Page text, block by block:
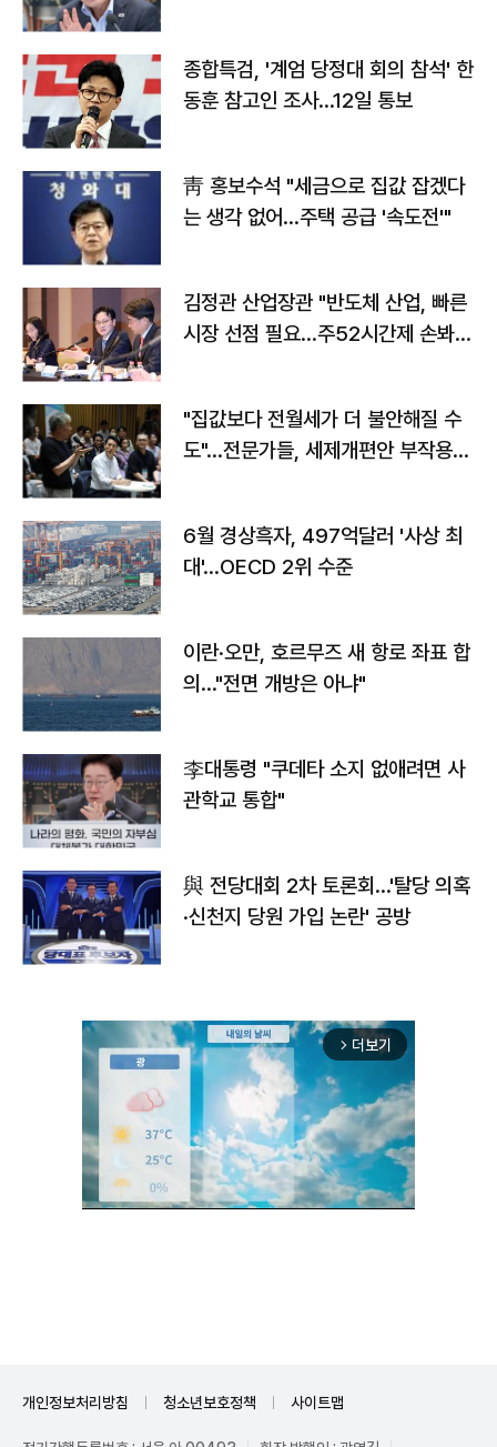
종합특검, '계엄 당정대 회의 참석' 한
동훈 참고인 조사...12일 통보
靑 홍보수석 "세금으로 집값 잡겠다
는 생각 없어…주택 공급 '속도전'"
김정관 산업장관 "반도체 산업, 빠른
시장 선점 필요…주52시간제 손봐
"집값보다 전월세가 더 불안해질 수
도"…전문가들, 세제개편안 부작용
6월 경상흑자, 497억달러 '사상 최
대'…OECD 2위 수준
이란·오만, 호르무즈 새 항로 좌표 합
의…"전면 개방은 아냐"
李대통령 "쿠데타 소지 없애려면 사
관학교 통합"
與 전당대회 2차 토론회…'탈당 의혹
·신천지 당원 가입 논란' 공방
arrow_forward_ios 더보기
개인정보처리방침 청소년보호정책 사이트맵